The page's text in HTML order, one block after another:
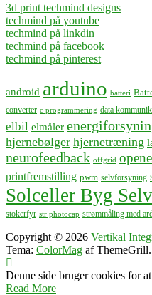
3d print techmind designs
techmind på youtube
techmind på linkdin
techmind på facebook
techmind på pinterest
android arduino batteri
converter c programmering data
elbil elmåler
hjernebølger hjernetræning
neurofeedback offgrid
printfremstilling pwm selvforsyning
Solceller Byg Selv
stokerfyr str photocap strømmåling med
Copyright © 2026 Vertikal
Tema: ColorMag af
Denne side bruger cookies for
Read More